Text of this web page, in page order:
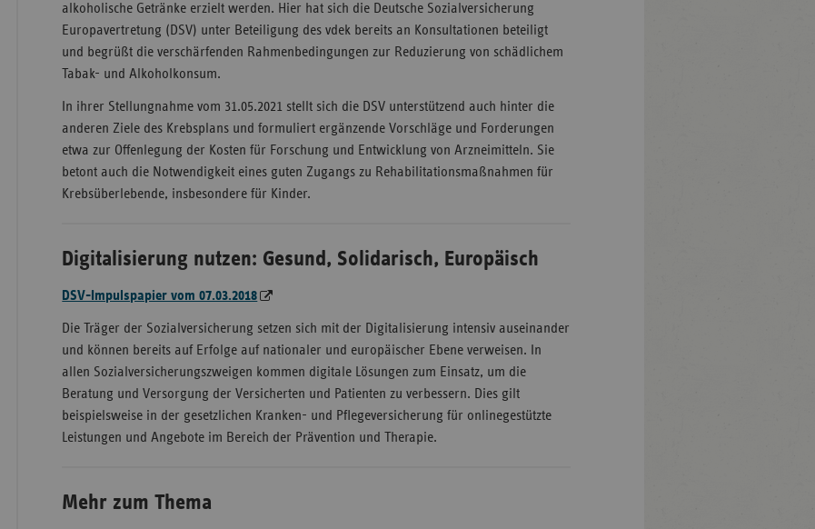
alkoholische Getränke erzielt werden. Hier hat sich die Deutsche Sozialversicherung
Europavertretung (DSV) unter Beteiligung des vdek bereits an Konsultationen beteiligt
und begrüßt die verschärfenden Rahmenbedingungen zur Reduzierung von schädlichem
Tabak- und Alkoholkonsum.
In ihrer Stellungnahme vom 31.05.2021 stellt sich die DSV unterstützend auch hinter die
anderen Ziele des Krebsplans und formuliert ergänzende Vorschläge und Forderungen
etwa zur Offenlegung der Kosten für Forschung und Entwicklung von Arzneimitteln. Sie
betont auch die Notwendigkeit eines guten Zugangs zu Rehabilitationsmaßnahmen für
Krebsüberlebende, insbesondere für Kinder.
Digitalisierung nutzen: Gesund, Solidarisch, Europäisch
DSV-Impulspapier vom 07.03.2018
Die Träger der Sozialversicherung setzen sich mit der Digitalisierung intensiv auseinander
und können bereits auf Erfolge auf nationaler und europäischer Ebene verweisen. In
allen Sozialversicherungszweigen kommen digitale Lösungen zum Einsatz, um die
Beratung und Versorgung der Versicherten und Patienten zu verbessern. Dies gilt
beispielsweise in der gesetzlichen Kranken- und Pflegeversicherung für onlinegestützte
Leistungen und Angebote im Bereich der Prävention und Therapie.
Mehr zum Thema